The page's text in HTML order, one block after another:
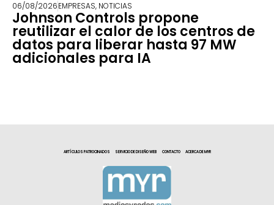
06/08/2026EMPRESAS, NOTICIAS
Johnson Controls propone
reutilizar el calor de los centros de
datos para liberar hasta 97 MW
adicionales para IA
ARTÍCULOS PATROCINADOS SERVICIO DE DISEÑO WEB CONTACTO ACERCA DE MYR